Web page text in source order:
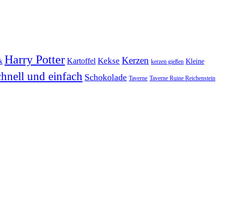
Harry Potter Kartoffel Kekse Kerzen kerzen gießen Kleine
und einfach Schokolade Taverne Taverne Ruine Reichenstein